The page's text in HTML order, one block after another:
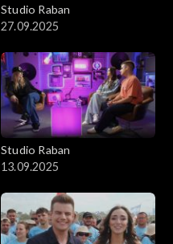
Studio Raban
27.09.2025
Studio Raban
13.09.2025